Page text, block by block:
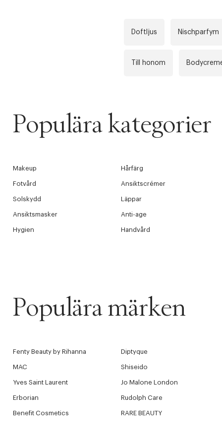
Doftljus Nischparfym
Till honom
Populära kategorier
Makeup Hårfärg
Fotvård Ansiktscrémer
Solskydd Läppar
Ansiktsmasker Anti-age
Hygien Handvård
Populära märken
Fenty Beauty by Rihanna Diptyque
MAC Shiseido
Yves Saint Laurent Jo Malone London
Erborian Rudolph Care
Benefit Cosmetics RARE BEAUTY